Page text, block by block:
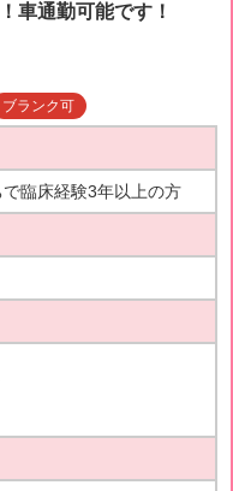
車通勤可能です！
ブランク可
臨床経験3年以上の方